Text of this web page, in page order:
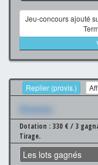
Jeu-concours ajouté
Replier (provis.)
Xxxxxxx
Dotation : 330 € / 3
Tirage.
Les lots gagnés